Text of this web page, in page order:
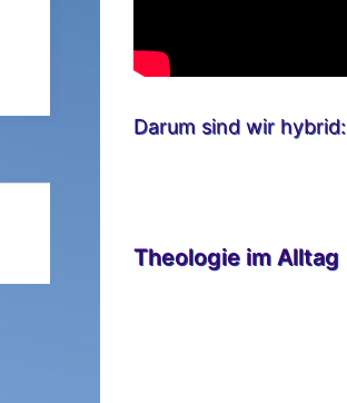
Darum sind wir hybrid:
Theologie im Alltag